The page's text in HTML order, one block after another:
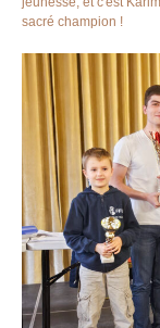
sacré champion !